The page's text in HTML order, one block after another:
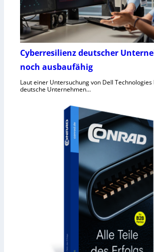
Cyberresilienz deutscher
noch ausbaufähig
Laut einer Untersuchung von Dell
deutsche Unternehmen…